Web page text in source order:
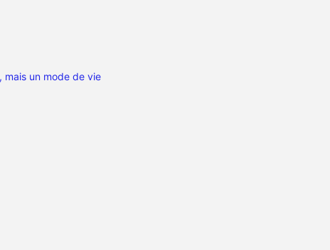
mais un mode de vie